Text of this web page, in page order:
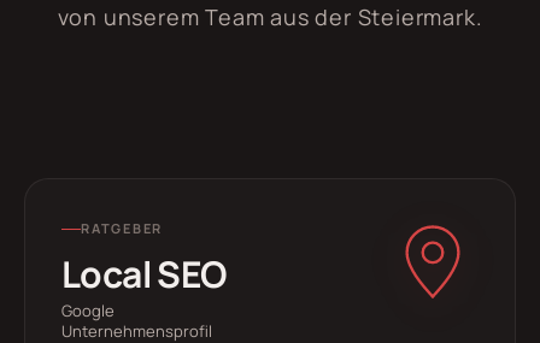
von unserem Team aus der Steiermark.
RATGEBER
Local SEO
Google
Unternehmensprofil